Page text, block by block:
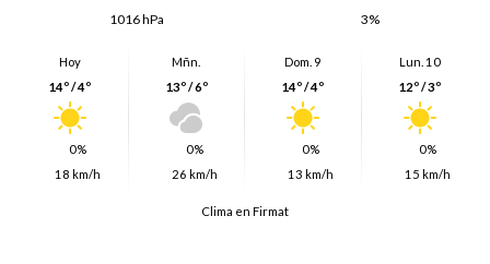
1016 hPa
3%
Hoy
14º / 4º
0%
18 km/h
Mñn.
13º / 6º
0%
26 km/h
Dom. 9
14º / 4º
0%
13 km/h
Lun. 10
12º / 3º
0%
15 km/h
Clima en Firmat